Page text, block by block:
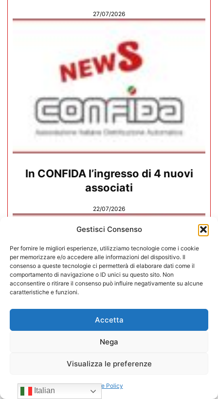
Gestisci Consenso
Per fornire le migliori esperienze, utilizziamo tecnologie come i cookie
per memorizzare e/o accedere alle informazioni del dispositivo. Il
consenso a queste tecnologie ci permetterà di elaborare dati come il
comportamento di navigazione o ID unici su questo sito. Non
acconsentire o ritirare il consenso può influire negativamente su alcune
caratteristiche e funzioni.
Accetta
Nega
Visualizza le preferenze
Cookie Policy
27/07/2026
In CONFIDA l’ingresso di 4 nuovi
associati
22/07/2026
CONFIDA Servizi srl presenta il
nuovo Consiglio di Amministrazione
Italian